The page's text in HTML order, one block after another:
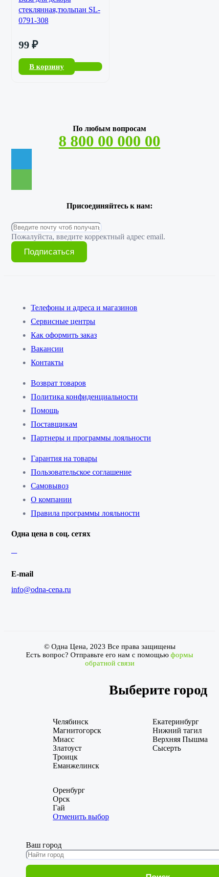
стеклянная,тюльпан SL-
0791-308
99 ₽
В корзину
По любым вопросам
8 800 00 000 00
Присоединяйтесь к нам:
Пожалуйста, введите корректный адрес email.
Подписаться
Телефоны и адреса и магазинов
Сервисные центры
Как оформить заказ
Вакансии
Контакты
Возврат товаров
Политика конфиденциальности
Помощь
Поставщикам
Партнеры и программы лояльности
Гарантия на товары
Пользовательское соглашение
Самовывоз
О компании
Правила программы лояльности
Одна цена в соц. сетях
E-mail
info@odna-cena.ru
© Одна Цена, 2023 Все права защищены
Есть вопрос? Отправьте его нам с помощью формы
обратной связи
Выберите город
Челябинск
Магнитогорск
Миасс
Златоуст
Троицк
Еманжелинск
Екатеринбург
Нижний тагил
Верхняя Пышма
Сысерть
Оренбург
Орск
Гай
Отменить выбор
Ваш город